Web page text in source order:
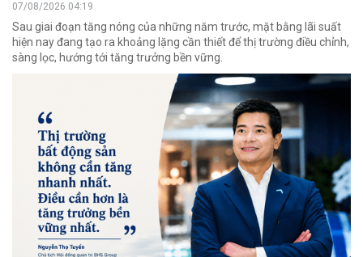
07/08/2026 04:19
Sau giai đoạn tăng nóng của những năm trước, mặt bằng lãi suất
hiện nay đang tạo ra khoảng lặng cần thiết để thị trường điều chỉnh,
sàng lọc, hướng tới tăng trưởng bền vững.